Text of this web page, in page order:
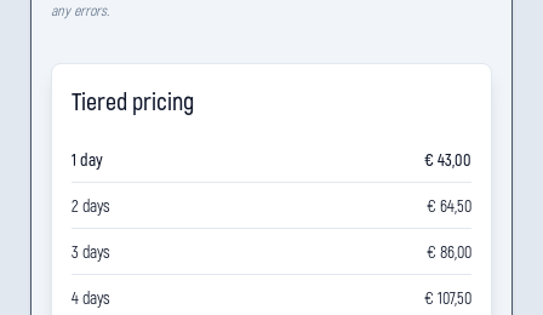
any errors.
Tiered pricing
1 day € 43,00
2 days € 64,50
3 days € 86,00
4 days € 107,50